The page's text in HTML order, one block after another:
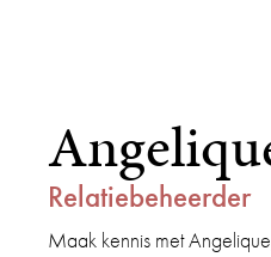
Relatiebeheerder
Maak kennis met